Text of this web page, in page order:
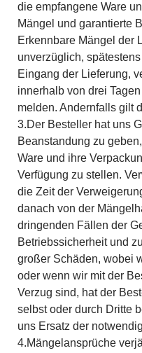
die empfangene Ware
Mängel und garantierte
Erkennbare Mängel der
unverzüglich,
Eingang der Lieferung,
innerhalb von drei
melden. Andernfalls gilt
3.Der Besteller hat uns
Beanstandung zu
Ware und ihre
Verfügung zu stellen.
die Zeit der
danach von der
dringenden Fällen der
Betriebssicherheit und
großer Schäden, wobei
oder wenn wir mit der
Verzug sind, hat der
selbst oder durch Dritte
uns Ersatz der
4.Mängelansprüche